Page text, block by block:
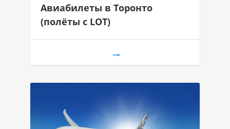
Авиабилеты в Торонто
(полёты с LOT)